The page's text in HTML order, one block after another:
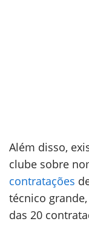
Além disso,
clube sobre
contratações
técnico
das 20